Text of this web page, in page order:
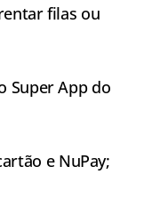
filas ou
Super App do
e NuPay;